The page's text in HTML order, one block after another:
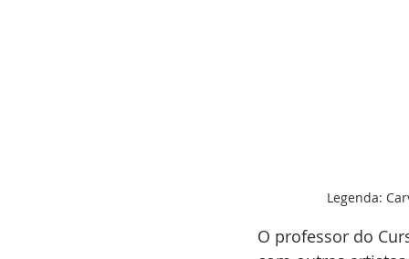
Legenda:
O professor do